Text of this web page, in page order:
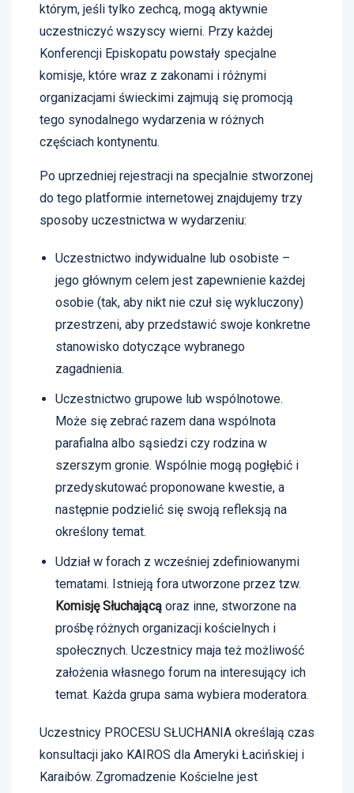
którym, jeśli tylko zechcą, mogą aktywnie
uczestniczyć wszyscy wierni. Przy każdej
Konferencji Episkopatu powstały specjalne
komisje, które wraz z zakonami i różnymi
organizacjami świeckimi zajmują się promocją
tego synodalnego wydarzenia w różnych
częściach kontynentu.
Po uprzedniej rejestracji na specjalnie stworzonej
do tego platformie internetowej znajdujemy trzy
sposoby uczestnictwa w wydarzeniu:
Uczestnictwo indywidualne lub osobiste –
jego głównym celem jest zapewnienie każdej
osobie (tak, aby nikt nie czuł się wykluczony)
przestrzeni, aby przedstawić swoje konkretne
stanowisko dotyczące wybranego
zagadnienia.
Uczestnictwo grupowe lub wspólnotowe.
Może się zebrać razem dana wspólnota
parafialna albo sąsiedzi czy rodzina w
szerszym gronie. Wspólnie mogą pogłębić i
przedyskutować proponowane kwestie, a
następnie podzielić się swoją refleksją na
określony temat.
Udział w forach z wcześniej zdefiniowanymi
tematami. Istnieją fora utworzone przez tzw.
Komisję Słuchającą oraz inne, stworzone na
prośbę różnych organizacji kościelnych i
społecznych. Uczestnicy maja też możliwość
założenia własnego forum na interesujący ich
temat. Każda grupa sama wybiera moderatora.
Uczestnicy PROCESU SŁUCHANIA określają czas
konsultacji jako KAIROS dla Ameryki Łacińskiej i
Karaibów. Zgromadzenie Kościelne jest